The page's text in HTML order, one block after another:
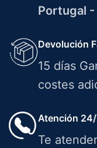
Portugal -
Devolución
15 días
costes
Atención
Te